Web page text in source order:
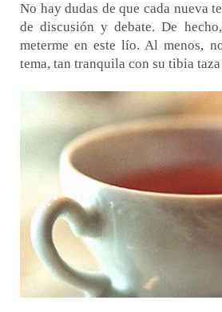
No hay dudas de que cada nueva
de discusión y debate. De
meterme en este lío. Al menos,
tema, tan tranquila con su tibia